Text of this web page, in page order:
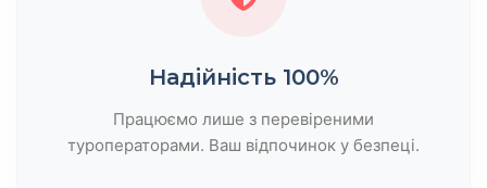
Надійність 100%
Працюємо лише з перевіреними
туроператорами. Ваш відпочинок у безпеці.